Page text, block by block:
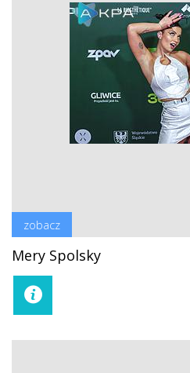
zobacz
Mery Spolsky